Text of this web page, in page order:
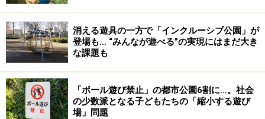
消える遊具の一方で「インクルーシブ公園」が
登場も… “みんなが遊べる”の実現にはまだ大き
な課題も
「ボール遊び禁止」の都市公園6割に…。社会
の少数派となる子どもたちの「縮小する遊び
場」問題